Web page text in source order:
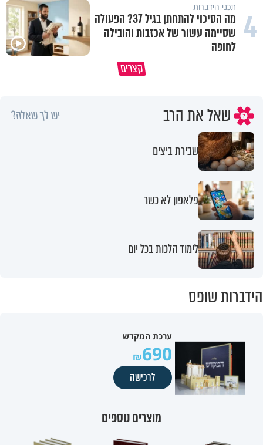
4 תכני הידברות
מה הסיכוי להתחתן בגיל 37? הפעולה
שסיימה עשור של אכזבות והובילה
לחופה
קצרים
שאל את הרב יש לך שאלה?
שבירת ביצים
פלאפון לא כשר
לימוד הלכות בכל יום
הידברות שופס
ערכת המקדש
690
לרכישה
מוצרים נוספים